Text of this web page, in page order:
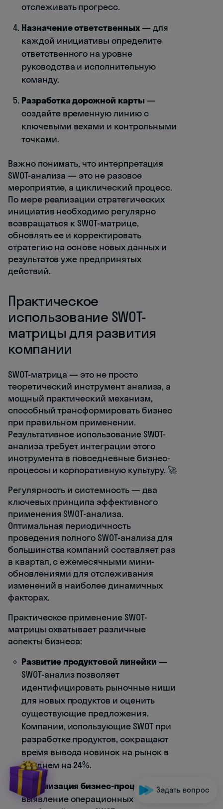
отслеживать прогресс.
Назначение ответственных— для
каждой инициативы определите
ответственного на уровне
руководства и исполнительную
команду.
Разработка дорожной карты —
создайте временную линию с
ключевыми вехами и контрольными
точками.
Важно понимать, что интерпретация
SWOT-анализа — это не разовое
мероприятие, а циклический процесс.
По мере реализации стратегических
инициатив необходимо регулярно
возвращаться к SWOT-матрице,
обновлять ее и корректировать
стратегию на основе новых данных и
результатов уже предпринятых
действий.
Практическое
использование SWOT-
матрицы для развития
компании
SWOT-матрица — это не просто
теоретический инструмент анализа, а
мощный практический механизм,
способный трансформировать бизнес
при правильном применении.
Результативное использование SWOT-
анализа требует интеграции этого
инструмента в повседневные бизнес-
процессы и корпоративную культуру. 🚀
Регулярность и системность — два
ключевых принципа эффективного
применения SWOT-анализа.
Оптимальная периодичность
проведения полного SWOT-анализа для
большинства компаний составляет раз
в квартал, с ежемесячными мини-
обновлениями для отслеживания
изменений в наиболее динамичных
факторах.
Практическое применение SWOT-
матрицы охватывает различные
аспекты бизнеса:
Развитие продуктовой линейки —
SWOT-анализ позволяет
идентифицировать рыночные ниши
для новых продуктов и оценить
существующие предложения.
Компании, использующие SWOT при
разработке продуктов, сокращают
время вывода новинок на рынок в
среднем на 24%.
Оптимизация бизнес-процессов—
выявление операционных
Задать вопрос